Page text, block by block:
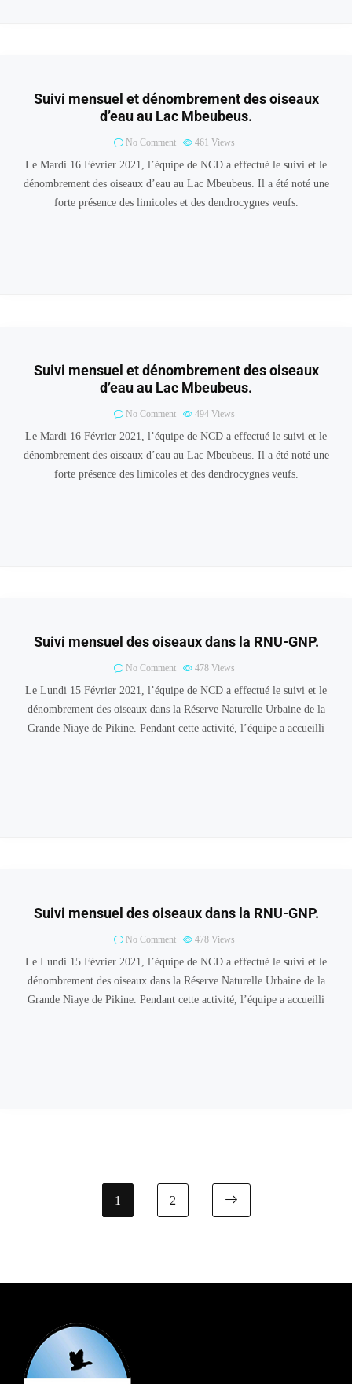
Suivi mensuel et dénombrement des oiseaux
d’eau au Lac Mbeubeus.
No Comment 461 Views
Le Mardi 16 Février 2021, l’équipe de NCD a effectué le suivi et le
dénombrement des oiseaux d’eau au Lac Mbeubeus. Il a été noté une
forte présence des limicoles et des dendrocygnes veufs.
Suivi mensuel et dénombrement des oiseaux
d’eau au Lac Mbeubeus.
No Comment 494 Views
Le Mardi 16 Février 2021, l’équipe de NCD a effectué le suivi et le
dénombrement des oiseaux d’eau au Lac Mbeubeus. Il a été noté une
forte présence des limicoles et des dendrocygnes veufs.
Suivi mensuel des oiseaux dans la RNU-GNP.
No Comment 478 Views
Le Lundi 15 Février 2021, l’équipe de NCD a effectué le suivi et le
dénombrement des oiseaux dans la Réserve Naturelle Urbaine de la
Grande Niaye de Pikine. Pendant cette activité, l’équipe a accueilli
Suivi mensuel des oiseaux dans la RNU-GNP.
No Comment 478 Views
Le Lundi 15 Février 2021, l’équipe de NCD a effectué le suivi et le
dénombrement des oiseaux dans la Réserve Naturelle Urbaine de la
Grande Niaye de Pikine. Pendant cette activité, l’équipe a accueilli
1 2